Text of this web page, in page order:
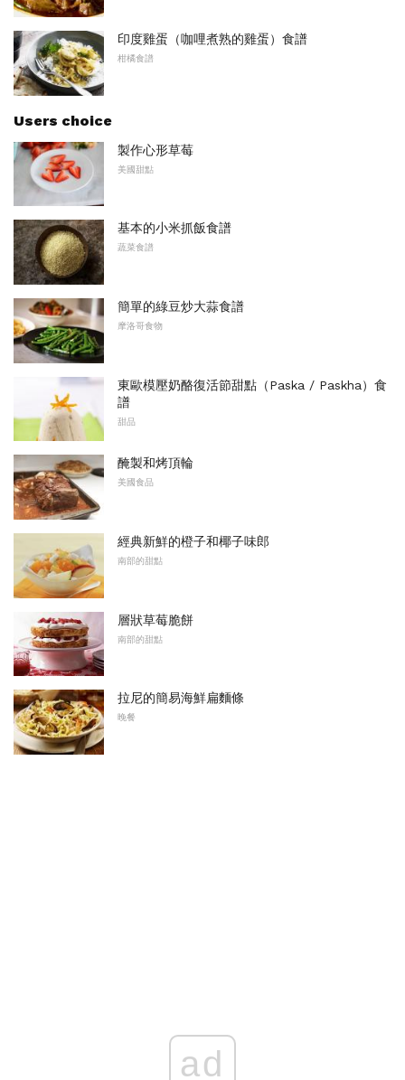
印度雞蛋（咖哩煮熟的雞蛋）食譜
柑橘食譜
Users choice
製作心形草莓
美國甜點
基本的小米抓飯食譜
蔬菜食譜
簡單的綠豆炒大蒜食譜
摩洛哥食物
東歐模壓奶酪復活節甜點（Paska / Paskha）食
譜
甜品
醃製和烤頂輪
美國食品
經典新鮮的橙子和椰子味郎
南部的甜點
層狀草莓脆餅
南部的甜點
拉尼的簡易海鮮扁麵條
晚餐
ad